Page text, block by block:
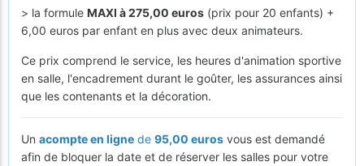
> la formule MAXI à 275,00 euros (prix pour 20 enfants) +
6,00 euros par enfant en plus avec deux animateurs.
Ce prix comprend le service, les heures d'animation sportive
en salle, l'encadrement durant le goûter, les assurances ainsi
que les contenants et la décoration.
Un acompte en ligne de 95,00 euros vous est demandé
afin de bloquer la date et de réserver les salles pour votre